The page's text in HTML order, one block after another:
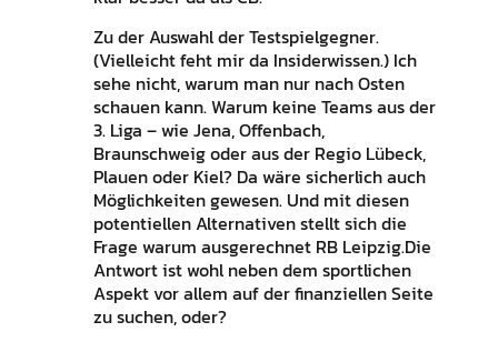
Zu der Auswahl der Testspielgegner.
(Vielleicht feht mir da Insiderwissen.) Ich
sehe nicht, warum man nur nach Osten
schauen kann. Warum keine Teams aus der
3. Liga – wie Jena, Offenbach,
Braunschweig oder aus der Regio Lübeck,
Plauen oder Kiel? Da wäre sicherlich auch
Möglichkeiten gewesen. Und mit diesen
potentiellen Alternativen stellt sich die
Frage warum ausgerechnet RB Leipzig.Die
Antwort ist wohl neben dem sportlichen
Aspekt vor allem auf der finanziellen Seite
zu suchen, oder?